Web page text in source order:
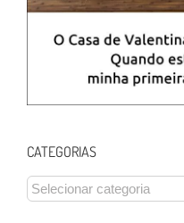
CATEGORIAS
CATEGORIAS